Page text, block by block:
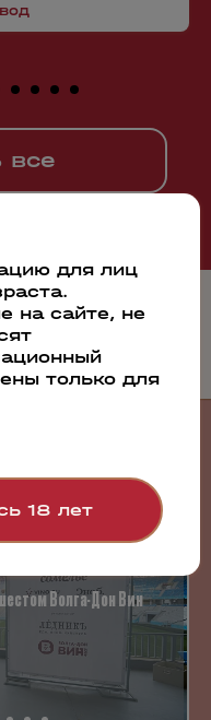
все
Волга-Дон Вин
для лиц
на сайте, не
только для
18 лет